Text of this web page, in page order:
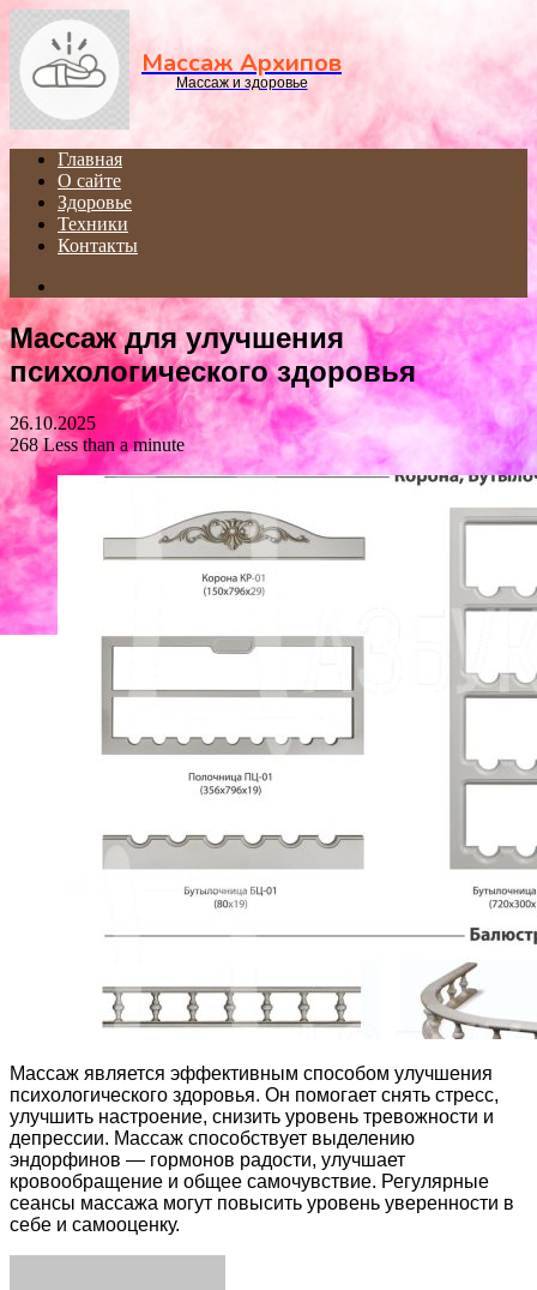
Массаж Архипов
Массаж и здоровье
Главная
О сайте
Здоровье
Техники
Контакты
for
Массаж для улучшения
психологического здоровья
26.10.2025
268Less than a minute
Массаж является эффективным способом улучшения
психологического здоровья. Он помогает снять стресс,
улучшить настроение, снизить уровень тревожности и
депрессии. Массаж способствует выделению
эндорфинов — гормонов радости, улучшает
кровообращение и общее самочувствие. Регулярные
сеансы массажа могут повысить уровень уверенности в
себе и самооценку.